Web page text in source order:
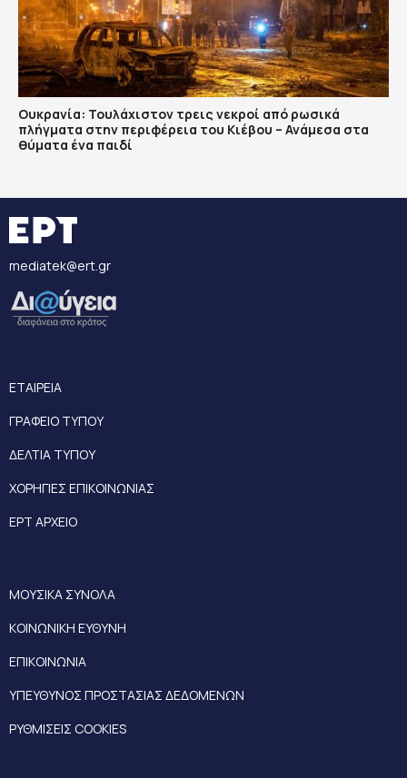
Ουκρανία: Τουλάχιστον τρεις νεκροί από ρωσικά
πλήγματα στην περιφέρεια του Κιέβου – Ανάμεσα στα
θύματα ένα παιδί
mediatek@ert.gr
ΕΤΑΙΡΕΙΑ
ΓΡΑΦΕΙΟ ΤΥΠΟΥ
ΔΕΛΤΙΑ ΤΥΠΟΥ
ΧΟΡΗΓΙΕΣ ΕΠΙΚΟΙΝΩΝΙΑΣ
ΕΡΤ ΑΡΧΕΙΟ
ΜΟΥΣΙΚΑ ΣΥΝΟΛΑ
ΚΟΙΝΩΝΙΚΗ ΕΥΘΥΝΗ
ΕΠΙΚΟΙΝΩΝΙΑ
ΥΠΕΥΘΥΝΟΣ ΠΡΟΣΤΑΣΙΑΣ ΔΕΔΟΜΕΝΩΝ
ΡΥΘΜΙΣΕΙΣ COOKIES